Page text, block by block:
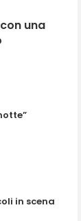
una
in scena